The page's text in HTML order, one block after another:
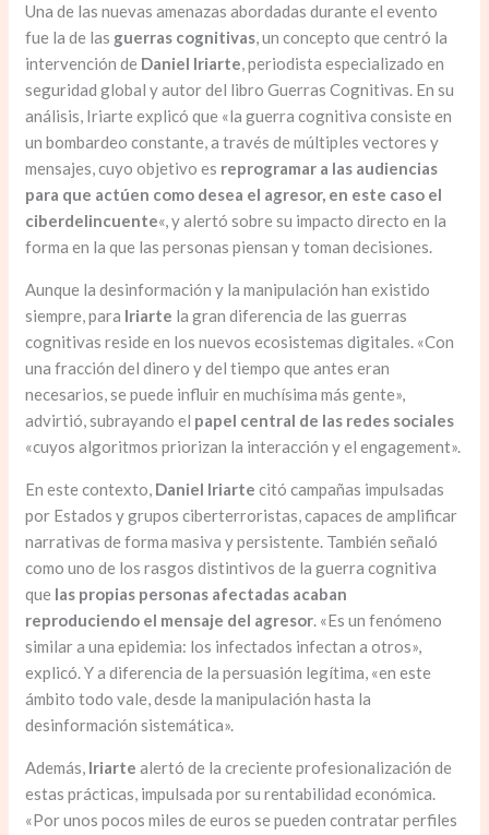
Una de las nuevas amenazas abordadas durante el evento
fue la de las guerras cognitivas, un concepto que centró la
intervención de Daniel Iriarte, periodista especializado en
seguridad global y autor del libro Guerras Cognitivas. En su
análisis, Iriarte explicó que «la guerra cognitiva consiste en
un bombardeo constante, a través de múltiples vectores y
mensajes, cuyo objetivo es reprogramar a las audiencias
para que actúen como desea el agresor, en este caso el
ciberdelincuente«, y alertó sobre su impacto directo en la
forma en la que las personas piensan y toman decisiones.
Aunque la desinformación y la manipulación han existido
siempre, para Iriarte la gran diferencia de las guerras
cognitivas reside en los nuevos ecosistemas digitales. «Con
una fracción del dinero y del tiempo que antes eran
necesarios, se puede influir en muchísima más gente»,
advirtió, subrayando el papel central de las redes sociales
«cuyos algoritmos priorizan la interacción y el engagement».
En este contexto, Daniel Iriarte citó campañas impulsadas
por Estados y grupos ciberterroristas, capaces de amplificar
narrativas de forma masiva y persistente. También señaló
como uno de los rasgos distintivos de la guerra cognitiva
que las propias personas afectadas acaban
reproduciendo el mensaje del agresor. «Es un fenómeno
similar a una epidemia: los infectados infectan a otros»,
explicó. Y a diferencia de la persuasión legítima, «en este
ámbito todo vale, desde la manipulación hasta la
desinformación sistemática».
Además, Iriarte alertó de la creciente profesionalización de
estas prácticas, impulsada por su rentabilidad económica.
«Por unos pocos miles de euros se pueden contratar perfiles